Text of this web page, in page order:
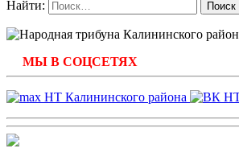
Найти:
МЫ В СОЦСЕТЯХ